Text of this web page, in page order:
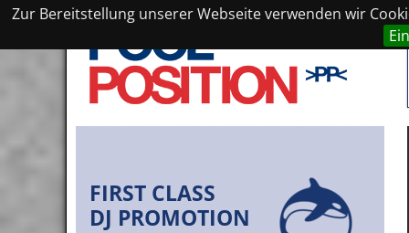
Zur Bereitstellung unserer Webseite verwenden wir
FIRST CLASS
DJ PROMOTION